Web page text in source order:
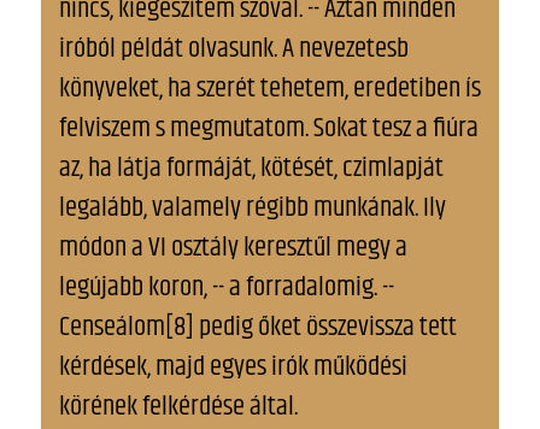
nincs, kiegészítem szóval. -- Aztán minden
iróból példát olvasunk. A nevezetesb
könyveket, ha szerét tehetem, eredetiben ís
felviszem s megmutatom. Sokat tesz a fiúra
az, ha látja formáját, kötését, czimlapját
legalább, valamely régibb munkának. Ily
módon a VI osztály keresztűl megy a
legújabb koron, -- a forradalomig. --
Censeálom[8] pedig őket összevissza tett
kérdések, majd egyes irók működési
körének felkérdése által.